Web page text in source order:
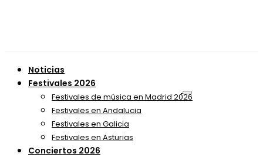
Noticias
Festivales 2026
Festivales de música en Madrid 2026
Festivales en Andalucia
Festivales en Galicia
Festivales en Asturias
Conciertos 2026